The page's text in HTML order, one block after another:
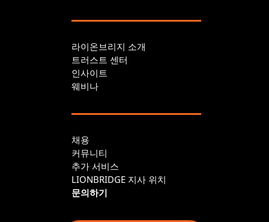
라이온브리지 소개
트러스트 센터
인사이트
웨비나
채용
커뮤니티
추가 서비스
LIONBRIDGE 지사 위치
문의하기